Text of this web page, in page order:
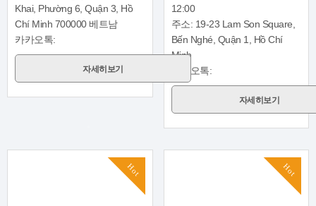
Khai, Phường 6, Quận 3, Hồ
Chí Minh 700000 베트남
카카오톡:
자세히보기
12:00
주소: 19-23 Lam Son Square,
Bến Nghé, Quận 1, Hồ Chí
Minh
카카오톡:
자세히보기
Hot Hot